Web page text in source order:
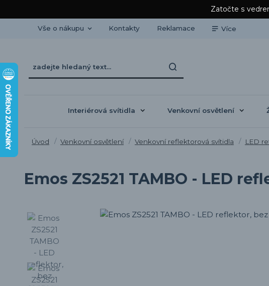
Zatočte s
Vše o nákupu Kontakty Reklamace Více
Interiérová svítidla Venkovní osvětlení
Úvod Venkovní osvětlení Venkovní reflektorová svítidla LED
Emos ZS2521 TAMBO - LED